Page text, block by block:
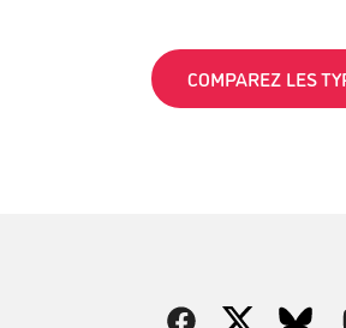
COMPAREZ LES